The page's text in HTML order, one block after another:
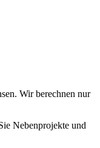
Wir berechnen nur
Nebenprojekte und